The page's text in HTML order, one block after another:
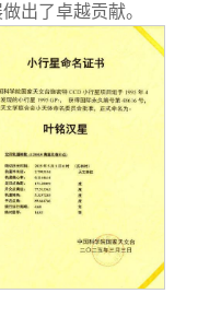
出了卓越贡献。